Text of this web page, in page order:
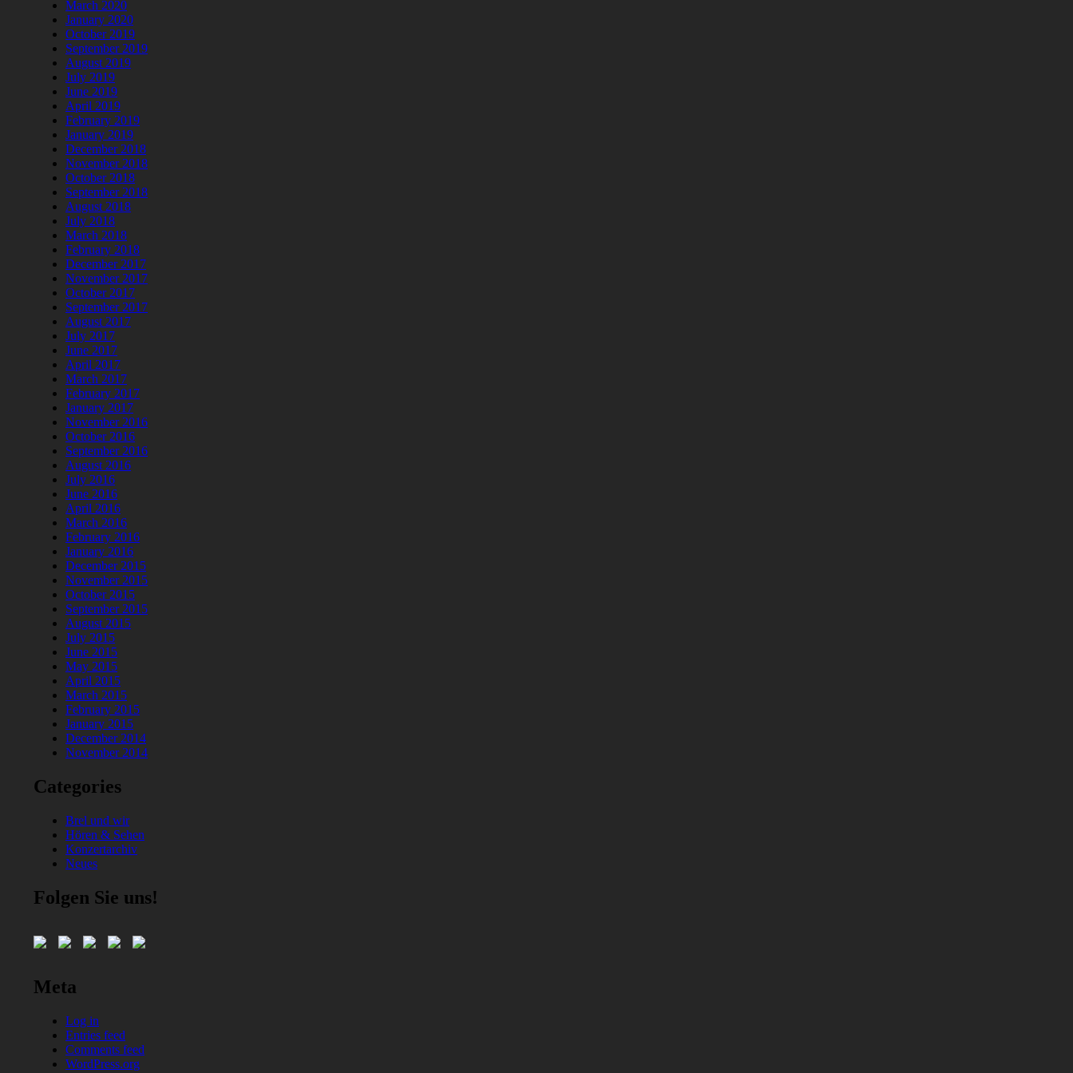
March 2020
January 2020
October 2019
September 2019
August 2019
July 2019
June 2019
April 2019
February 2019
January 2019
December 2018
November 2018
October 2018
September 2018
August 2018
July 2018
March 2018
February 2018
December 2017
November 2017
October 2017
September 2017
August 2017
July 2017
June 2017
April 2017
March 2017
February 2017
January 2017
November 2016
October 2016
September 2016
August 2016
July 2016
June 2016
April 2016
March 2016
February 2016
January 2016
December 2015
November 2015
October 2015
September 2015
August 2015
July 2015
June 2015
May 2015
April 2015
March 2015
February 2015
January 2015
December 2014
November 2014
Categories
Brel und wir
Hören & Sehen
Konzertarchiv
Neues
Folgen Sie uns!
Meta
Log in
Entries feed
Comments feed
WordPress.org